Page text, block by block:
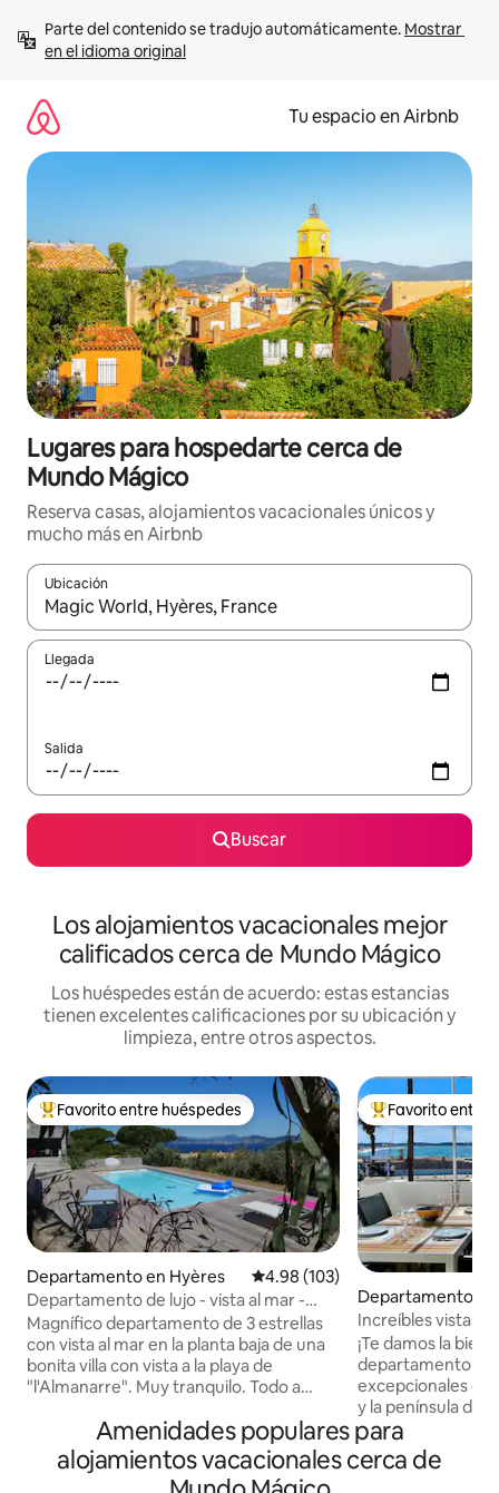
contenido
Parte del contenido se tradujo automáticamente. Mostrar
en el idioma original
Tu espacio en Airbnb
Lugares para hospedarte cerca de
Mundo Mágico
Reserva casas, alojamientos vacacionales únicos y
mucho más en Airbnb
Ubicación
Cuando los resultados estén disponibles, podrás navegar
Llegada
Salida
Buscar
Los alojamientos vacacionales mejor
calificados cerca de Mundo Mágico
Los huéspedes están de acuerdo: estas estancias
tienen excelentes calificaciones por su ubicación y
limpieza, entre otros aspectos.
De los mejores en Favorito entre huéspedes
Favorito entre huéspedes
Departamento en Hyères Calificación promedio: 4.98 de
4.98 (103)
Departamento de lujo - vista al mar -
alberca
Magnífico departamento de 3 estrellas
con vista al mar en la planta baja de una
bonita villa con vista a la playa de
"l'Almanarre". Muy tranquilo. Todo a
tiendas, restaurantes, sendero para
caminar, puerto... 3 habitaciones. 40 m2.
Terraza de 20 m2. Jardín privado de 100
De los mejores
Favorito entre
Departamento
Increíbles vistas
Almanarre y
¡Te damos la
departamento
excepcionales e
y la península de
la isla de
a la playa de
fina, aguas
Amenidades populares para
alojamientos vacacionales cerca de